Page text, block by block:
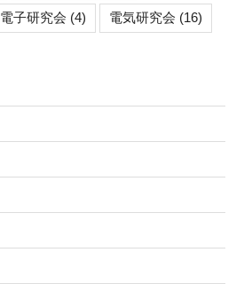
電子研究会 (4) 電気研究会 (16)